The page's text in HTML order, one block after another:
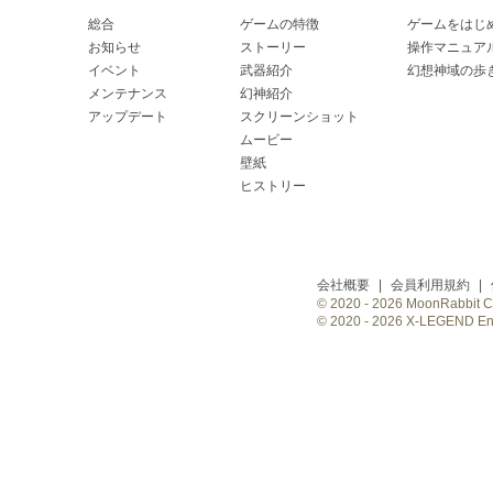
総合
お知らせ
イベント
メンテナンス
アップデート
ゲームの特徴
ストーリー
武器紹介
幻神紹介
スクリーンショット
ムービー
壁紙
ヒストリー
ゲームをはじ
操作マニュア
幻想神域の歩
会社概要 会員利用規約
© 2020 - 2026 MoonRabbit
© 2020 - 2026 X-LEGEND